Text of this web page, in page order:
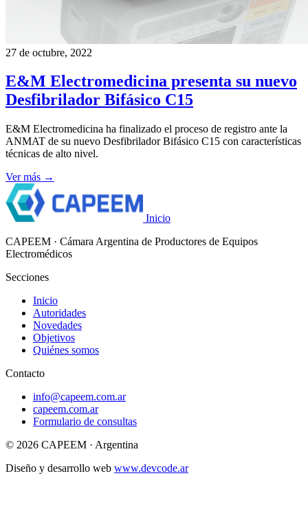
27 de octubre, 2022
E&M Electromedicina presenta su nuevo
Desfibrilador Bifásico C15
E&M Electromedicina ha finalizado el proceso de registro ante la
ANMAT de su nuevo Desfibrilador Bifásico C15 con características
técnicas de alto nivel.
Ver más →
Inicio
CAPEEM · Cámara Argentina de Productores de Equipos
Electromédicos
Secciones
Inicio
Autoridades
Novedades
Objetivos
Quiénes somos
Contacto
info@capeem.com.ar
capeem.com.ar
Formulario de consultas
© 2026 CAPEEM · Argentina
Diseño y desarrollo web www.devcode.ar